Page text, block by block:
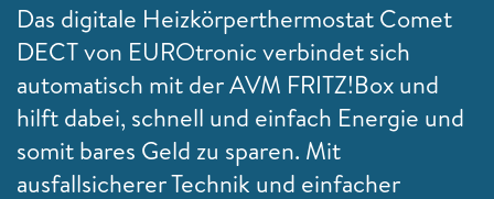
Das digitale Heizkörperthermostat Comet
DECT von EUROtronic verbindet sich
automatisch mit der AVM FRITZ!Box und
hilft dabei, schnell und einfach Energie und
somit bares Geld zu sparen. Mit
ausfallsicherer Technik und einfacher